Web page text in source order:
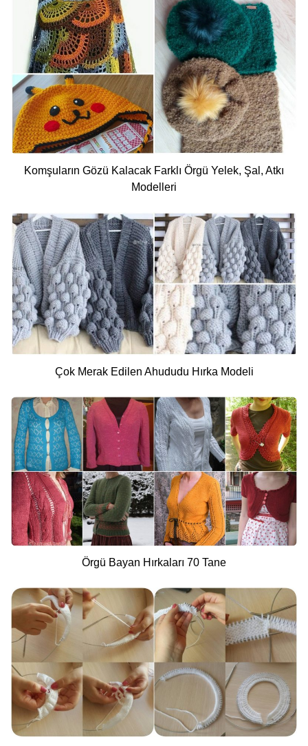
Komşuların Gözü Kalacak Farklı Örgü Yelek, Şal, Atkı
Modelleri
Çok Merak Edilen Ahududu Hırka Modeli
Örgü Bayan Hırkaları 70 Tane